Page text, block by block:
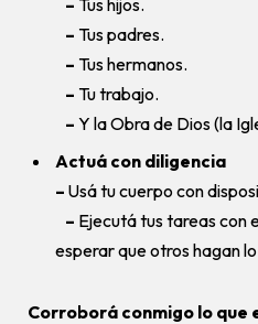
– Tus padres.
– Tus hermanos.
– Tu trabajo.
– Y la Obra de Dios (la
Actuá con diligencia
– Usá tu cuerpo con
– Ejecutá tus tareas con
esperar que otros hagan
Corroborá conmigo lo que